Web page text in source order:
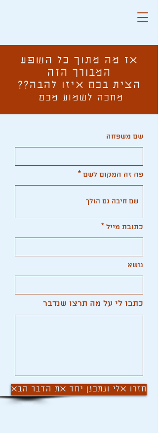
אז מה מתוך כל השפע
המבורך הזה
הצית בכם איזו להבה??
מחכה לשמוע מכם
שם משפחה
פה זה המקום לשם
כתובת מייל
נושא
כתבו לי על מה תרצו שנדבר
חזרו אלי ונתכנן יחד את הדבר הבא